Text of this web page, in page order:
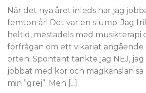
När det nya året inleds har jag
femton år! Det var en slump. Jag
heltid, mestadels med musikterapi
förfrågan om ett vikariat
orten. Spontant tänkte jag NEJ,
jobbat med kör och magkänslan
min ”grej”. Men [...]